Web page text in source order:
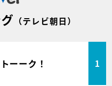
（テレビ朝日）
ーーク！ 1